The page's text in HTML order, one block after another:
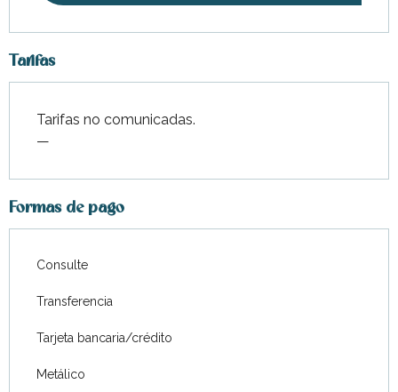
Tarifas
Tarifas no comunicadas.
—
Formas de pago
Consulte
Transferencia
Tarjeta bancaria/crédito
Metálico